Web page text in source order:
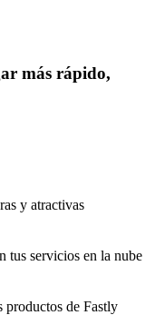
más rápido,
y atractivas
tus servicios en la nube
productos de Fastly